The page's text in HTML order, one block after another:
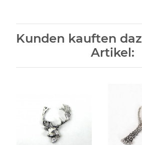
Kunden kauften
Artikel: